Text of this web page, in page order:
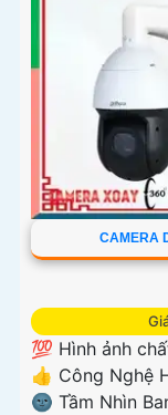
CAMERA
💯 Hình ảnh
👍 Công Nghệ
🌚 Tầm Nhìn